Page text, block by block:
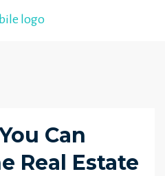
Can
Real Estate